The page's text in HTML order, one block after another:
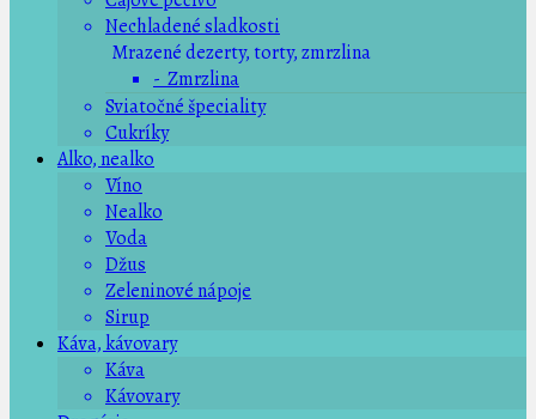
Nechladené sladkosti
Mrazené dezerty, torty, zmrzlina
- Zmrzlina
Sviatočné špeciality
Cukríky
Alko, nealko
Víno
Nealko
Voda
Džus
Zeleninové nápoje
Sirup
Káva, kávovary
Káva
Kávovary